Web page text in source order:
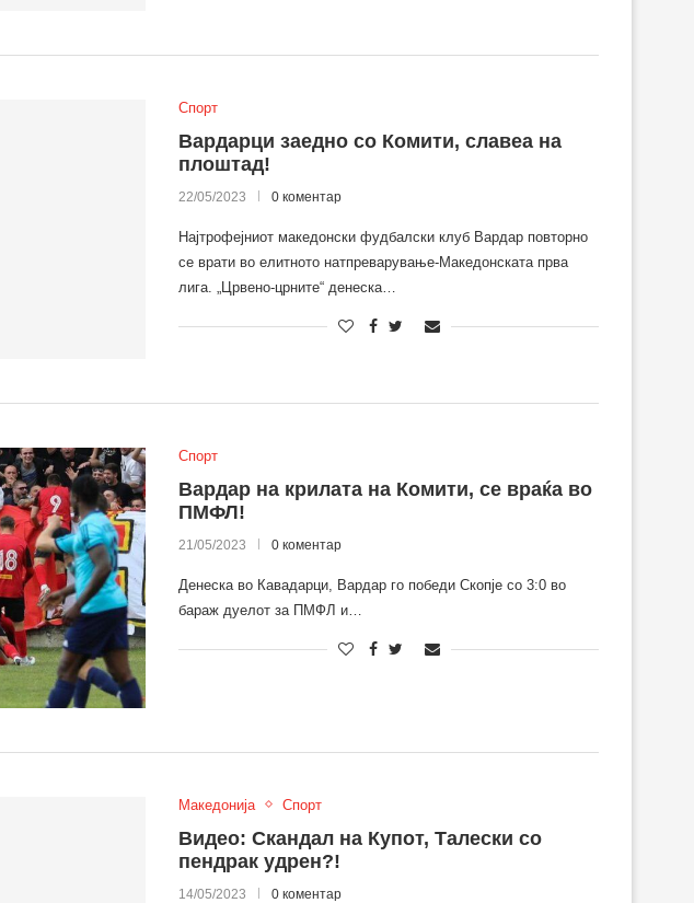
Спорт
Вардарци заедно со Комити, славеа на
плоштад!
22/05/2023 0 коментар
Најтрофејниот македонски фудбалски клуб Вардар повторно
се врати во елитното натпреварување-Македонската прва
лига. „Црвено-црните“ денеска…
Спорт
Вардар на крилата на Комити, се враќа во
ПМФЛ!
21/05/2023 0 коментар
Денеска во Кавадарци, Вардар го победи Скопје со 3:0 во
бараж дуелот за ПМФЛ и…
Македонија Спорт
Видео: Скандал на Купот, Талески со
пендрак удрен?!
14/05/2023 0 коментар